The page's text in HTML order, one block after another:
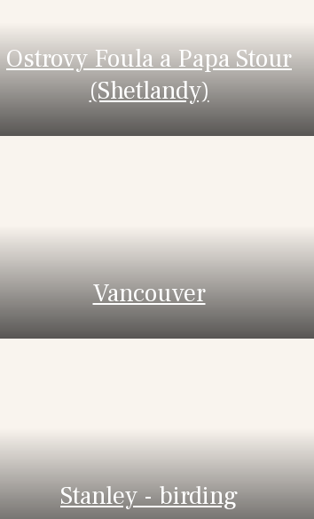
Ostrovy Foula a Papa Stour
(Shetlandy)
Vancouver
Stanley - birding